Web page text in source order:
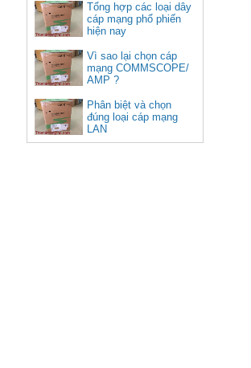
Tổng hợp các loại dây
cáp mạng phổ phiến
hiện nay
Vì sao lại chọn cáp
mạng COMMSCOPE/
AMP ?
Phân biệt và chọn
đúng loại cáp mạng
LAN